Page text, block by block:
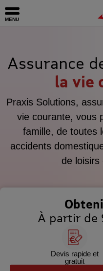
Ouvrir le menu
Assurance
la vie
Praxis Solutions,
vie courante, vous
famille, de toutes
accidents
de loisirs
À partir de
Devis rapide et
gratuit